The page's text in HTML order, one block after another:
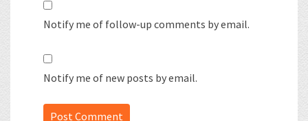
Notify me of follow-up comments by email.
Notify me of new posts by email.